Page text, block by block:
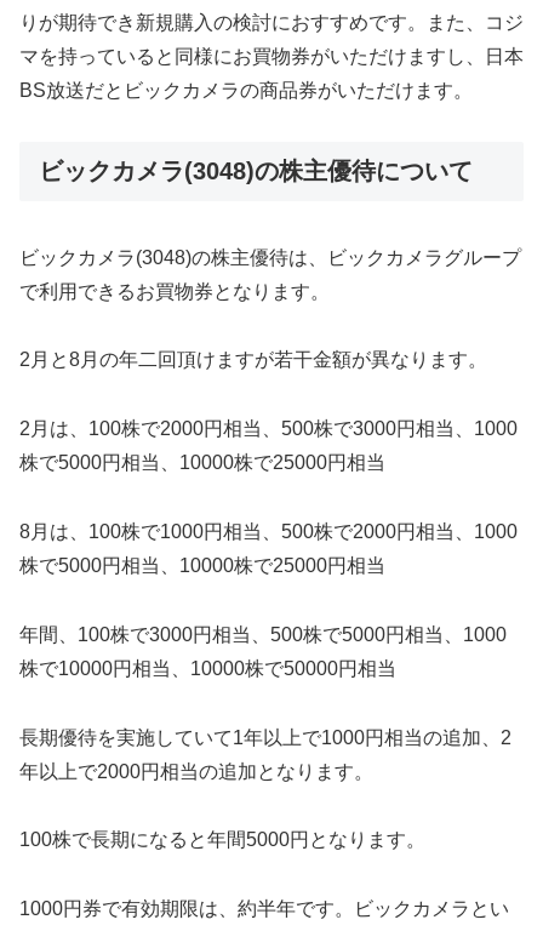
りが期待でき新規購入の検討におすすめです。また、コジ
マを持っていると同様にお買物券がいただけますし、日本
BS放送だとビックカメラの商品券がいただけます。
ビックカメラ(3048)の株主優待について
ビックカメラ(3048)の株主優待は、ビックカメラグループ
で利用できるお買物券となります。
2月と8月の年二回頂けますが若干金額が異なります。
2月は、100株で2000円相当、500株で3000円相当、1000
株で5000円相当、10000株で25000円相当
8月は、100株で1000円相当、500株で2000円相当、1000
株で5000円相当、10000株で25000円相当
年間、100株で3000円相当、500株で5000円相当、1000
株で10000円相当、10000株で50000円相当
長期優待を実施していて1年以上で1000円相当の追加、2
年以上で2000円相当の追加となります。
100株で長期になると年間5000円となります。
1000円券で有効期限は、約半年です。ビックカメラとい